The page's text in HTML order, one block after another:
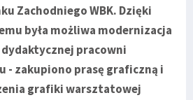
Zachodniego WBK. Dzięki
była możliwa modernizacja
pracowni
- zakupiono prasę graficzną i
grafiki warsztatowej